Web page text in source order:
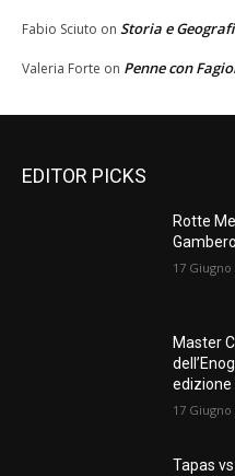
Fabio Sciuto on Storia e
Valeria Forte on Penne con
EDITOR PICKS
Rotte
17 Giugno
Master
edizione
17 Giugno
Tapas